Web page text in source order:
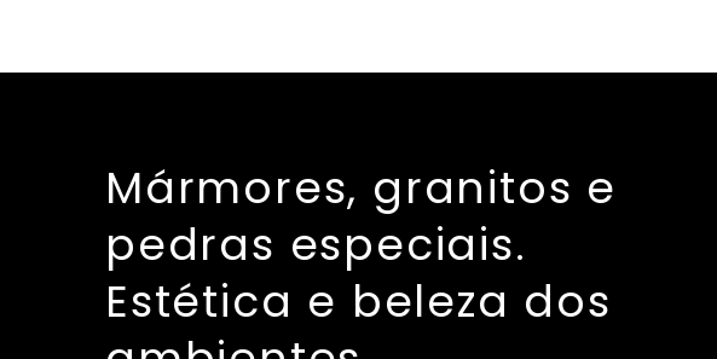
Mármores, granitos e
pedras especiais.
Estética e beleza dos